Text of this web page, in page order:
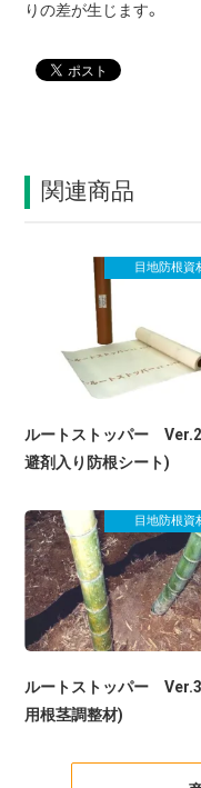
りの差が生じます。
関連商品
目地防根資
ルートストッパー
避剤入り防根シート)
目地防根資
ルートストッパー
用根茎調整材)